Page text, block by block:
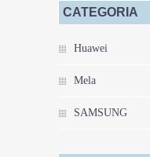
CATEGORIA
Huawei
Mela
SAMSUNG